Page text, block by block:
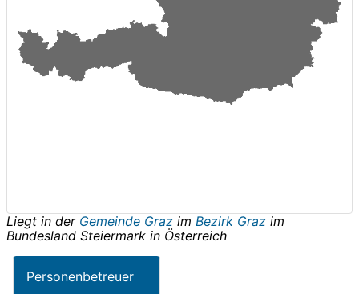
Liegt in der Gemeinde Graz im Bezirk Graz im
Bundesland Steiermark in Österreich
Personenbetreuer